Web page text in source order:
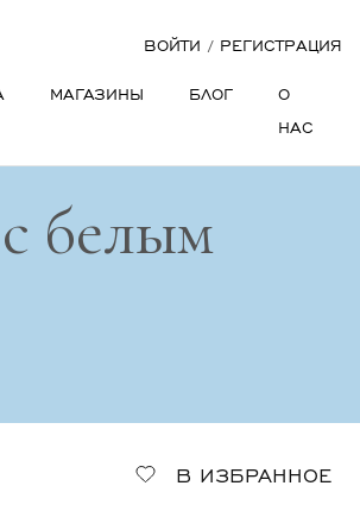
ВОЙТИ / РЕГИСТРАЦИЯ
МАГАЗИНЫ БЛОГ
О
НАС
белым
В ИЗБРАННОЕ